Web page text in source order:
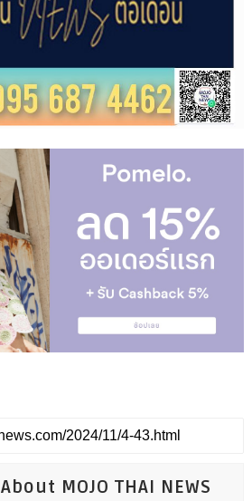
About MOJO THAI NEWS